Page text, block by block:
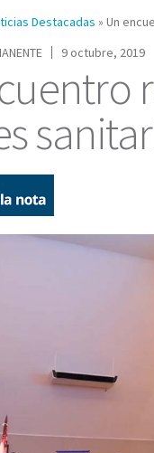
Destacadas » Un
9 octubre, 2019